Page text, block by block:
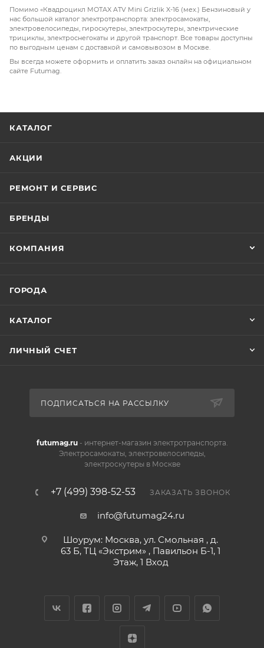
конструкции. Квадроцикл имеет механический
ограничитель скорости, кнопку быстрой остановки
двигателя и чеку безопасности. Запуск двигателя
происходит механическим ручным стартером с
механизмом легкого запуска. За счёт этого
фирменной передней подвеской полузависимого
задние дисковые тормоза способны эффективно
квадрик оборудован передним и задним
Эта модель отлично подойдёт для ребенка как для
Помимо «Квадроцикл MOTAX ATV Mini Grizlik X-16 (мех.) Бензиновый у
нас большой каталог электротранспорта: электросамокаты,
электровелосипеды, гироскутеры, электроскутеры, электрические
трициклы, электроснегокаты и другой транспорт. Все товары доступны
по выгодным ценам с доставкой и самовывозом в Москве.
Вы всегда можете оформить и оплатить заказ онлайн на официальном
сайте Futumag.
КАТАЛОГ
АКЦИИ
РЕМОНТ И СЕРВИС
БРЕНДЫ
КОМПАНИЯ
ГОРОДА
КАТАЛОГ
ЛИЧНЫЙ СЧЕТ
ПОДПИСАТЬСЯ НА РАССЫЛКУ
futumag.ru- интернет-магазин электротранспорта.
Электросамокаты, электровелосипеды,
электроскутеры в Москве
+7 (499) 398-52-53 ЗАКАЗАТЬ ЗВОНОК
info@futumag24.ru
Шоурум: Москва, ул. Смольная , д.
63 Б, ТЦ «Экстрим» , Павильон Б-1, 1
Этаж, 1 Вход